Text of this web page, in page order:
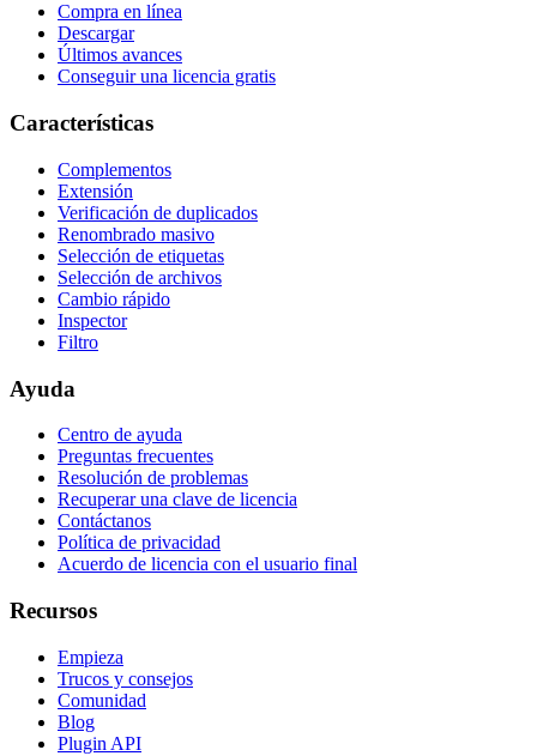
Compra en línea
Descargar
Últimos avances
Conseguir una licencia gratis
Características
Complementos
Extensión
Verificación de duplicados
Renombrado masivo
Selección de etiquetas
Selección de archivos
Cambio rápido
Inspector
Filtro
Ayuda
Centro de ayuda
Preguntas frecuentes
Resolución de problemas
Recuperar una clave de licencia
Contáctanos
Política de privacidad
Acuerdo de licencia con el usuario final
Recursos
Empieza
Trucos y consejos
Comunidad
Blog
Plugin API